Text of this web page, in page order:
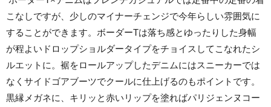
こなしですが、少しのマイナーチェンジで今年らしい雰囲気に
することができます。ボーダーTは落ち感とゆったりした身幅
が程よいドロップショルダータイプをチョイスしてこなれたシ
ルエットに。裾をロールアップしたデニムにはスニーカーでは
なくサイドゴアブーツでクールに仕上げるのもポイントです。
黒縁メガネに、キリッと赤いリップを塗ればパリジェンヌコー